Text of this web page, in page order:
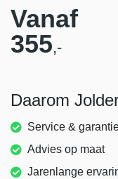
Vanaf
355,-
Daarom
Service &
Advies op maat
Jarenlange